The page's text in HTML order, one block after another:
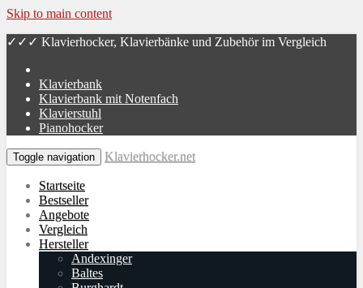
Skip to main content
✓✓✓ Klavierhocker, Klavierbänke und Zubehör im Vergleich
Klavierbank
Klavierbank mit Notenfach
Klavierstuhl
Pianohocker
Toggle navigation Klavierhocker.net
Startseite
Bestseller
Angebote
Vergleich
Hersteller
An­dex­in­ger
Baltes